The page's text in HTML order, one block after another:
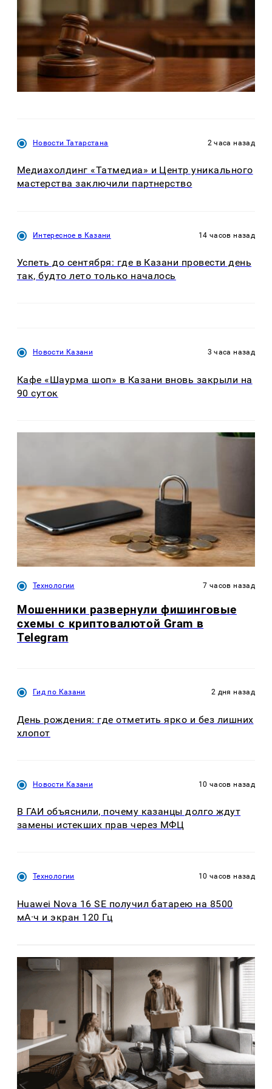
Новости Татарстана 2 часа назад
Медиахолдинг «Татмедиа» и Центр уникального
мастерства заключили партнерство
Интересное в Казани 14 часов назад
Успеть до сентября: где в Казани провести день
так, будто лето только началось
Новости Казани 3 часа назад
Кафе «Шаурма шоп» в Казани вновь закрыли на
90 суток
Технологии 7 часов назад
Мошенники развернули фишинговые
схемы с криптовалютой Gram в
Telegram
Гид по Казани 2 дня назад
День рождения: где отметить ярко и без лишних
хлопот
Новости Казани 10 часов назад
В ГАИ объяснили, почему казанцы долго ждут
замены истекших прав через МФЦ
Технологии 10 часов назад
Huawei Nova 16 SE получил батарею на 8500
мА·ч и экран 120 Гц